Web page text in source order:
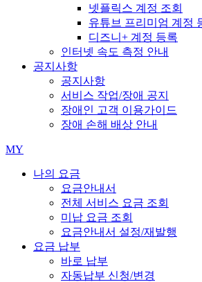
넷플릭스 계정 조회
유튜브 프리미엄 계정
디즈니+ 계정 등록
인터넷 속도 측정 안내
공지사항
공지사항
서비스 작업/장애 공지
장애인 고객 이용가이드
장애 손해 배상 안내
MY
나의 요금
요금안내서
전체 서비스 요금 조회
미납 요금 조회
요금안내서 설정/재발행
요금 납부
바로 납부
자동납부 신청/변경